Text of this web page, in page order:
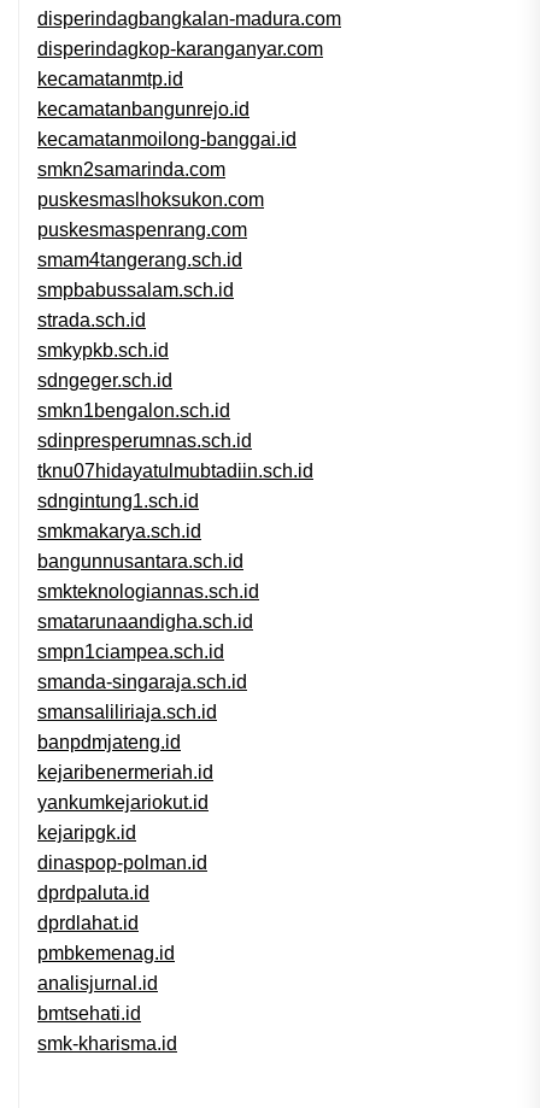
disperindagbangkalan-madura.com
disperindagkop-karanganyar.com
kecamatanmtp.id
kecamatanbangunrejo.id
kecamatanmoilong-banggai.id
smkn2samarinda.com
puskesmaslhoksukon.com
puskesmaspenrang.com
smam4tangerang.sch.id
smpbabussalam.sch.id
strada.sch.id
smkypkb.sch.id
sdngeger.sch.id
smkn1bengalon.sch.id
sdinpresperumnas.sch.id
tknu07hidayatulmubtadiin.sch.id
sdngintung1.sch.id
smkmakarya.sch.id
bangunnusantara.sch.id
smkteknologiannas.sch.id
smatarunaandigha.sch.id
smpn1ciampea.sch.id
smanda-singaraja.sch.id
smansaliliriaja.sch.id
banpdmjateng.id
kejaribenermeriah.id
yankumkejariokut.id
kejaripgk.id
dinaspop-polman.id
dprdpaluta.id
dprdlahat.id
pmbkemenag.id
analisjurnal.id
bmtsehati.id
smk-kharisma.id